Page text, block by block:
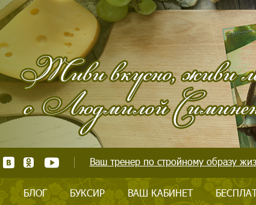
Ваш тренер по стройному образу
БЛОГ БУКСИР ВАШ КАБИНЕТ